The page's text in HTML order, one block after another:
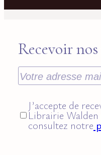
Recevoir
J’accepte de
Librairie Walden
consultez notre